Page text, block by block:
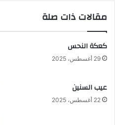
مقالات ذات صلة
كعكة النحس
29 أغسطس، 2025
عيب السنين
22 أغسطس، 2025